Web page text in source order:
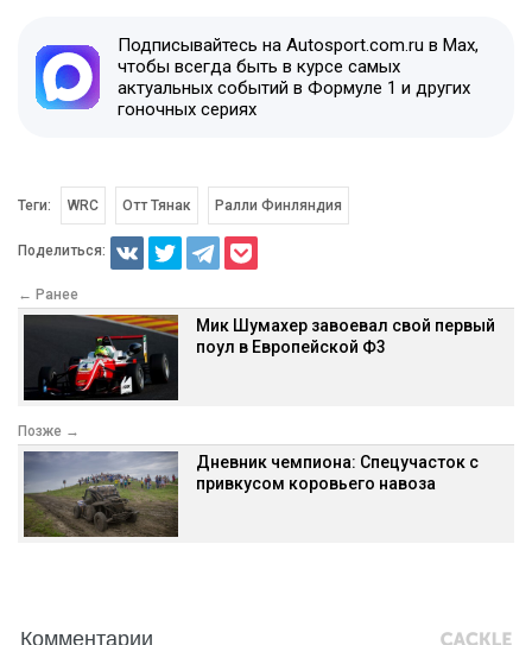
Подписывайтесь на Autosport.com.ru в Max,
чтобы всегда быть в курсе самых
актуальных событий в Формуле 1 и других
гоночных сериях
Теги: WRC Отт Тянак Ралли Финляндия
Поделиться:
← Ранее
Мик Шумахер завоевал свой первый
поул в Европейской Ф3
Позже →
Дневник чемпиона: Спецучасток с
привкусом коровьего навоза
Комментарии